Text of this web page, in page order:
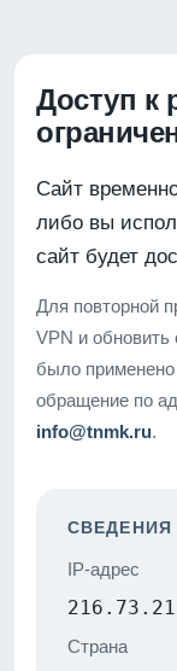
Доступ к
Сайт
либо вы
сайт будет
Для повторной
VPN и обновить
было
обращение по
info@tnmk.ru.
СВЕДЕНИЯ
IP-адрес
Страна